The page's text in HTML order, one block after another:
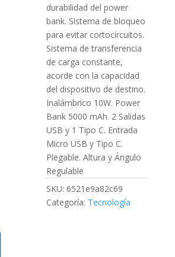
durabilidad del power
bank. Sistema de bloqueo
para evitar cortocircuitos.
Sistema de transferencia
de carga constante,
acorde con la capacidad
del dispositivo de destino.
Inalámbrico 10W. Power
Bank 5000 mAh. 2 Salidas
USB y 1 Tipo C. Entrada
Micro USB y Tipo C.
Plegable. Altura y Ángulo
Regulable
SKU:6521e9a82c69
Categoría: Tecnología